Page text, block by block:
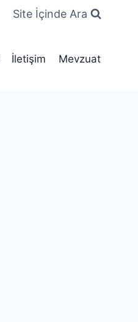
Site İçinde Ara
İletişim Mevzuat